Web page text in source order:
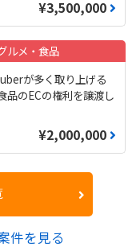
¥3,500,000
ルメ・食品
が多く取り上げる
品のECの権利を譲渡し
¥2,000,000
件を見る